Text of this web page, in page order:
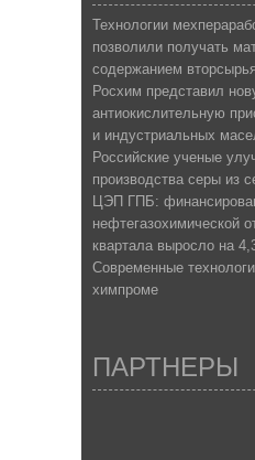
Технологии
позволили получать
содержанием вторсырья
Росхим представил
антиокислительную
и индустриальных
Российские ученые
производства серы из
ЦЭП ГПБ:
нефтегазохимической
квартала выросло на
Современные
химпроме
ПАРТНЕРЫ